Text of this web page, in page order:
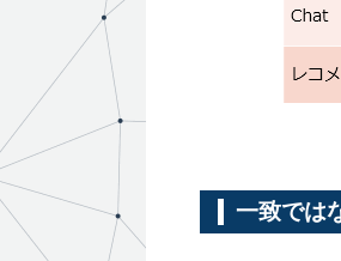
一致では